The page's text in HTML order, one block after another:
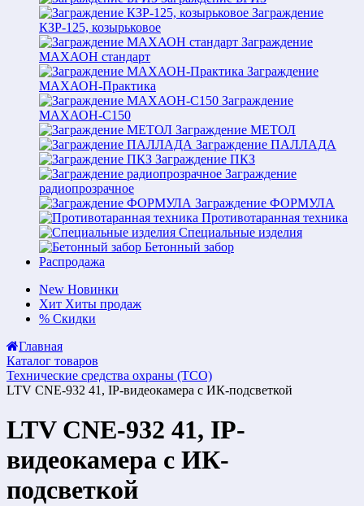
Заграждение
КЗР-125, козырьковое
Заграждение
МАХАОН стандарт
Заграждение
МАХАОН-Практика
Заграждение
МАХАОН-С150
Заграждение МЕТОЛ
Заграждение ПАЛЛАДА
Заграждение ПКЗ
Заграждение
радиопрозрачное
Заграждение ФОРМУЛА
Противотаранная техника
Специальные изделия
Бетонный забор
Распродажа
New Новинки
Хит Хиты продаж
% Скидки
Главная
Каталог товаров
Технические средства охраны (ТСО)
LTV CNE-932 41, IP-видеокамера с ИК-подсветкой
LTV CNE-932 41, IP-
видеокамера с ИК-
подсветкой